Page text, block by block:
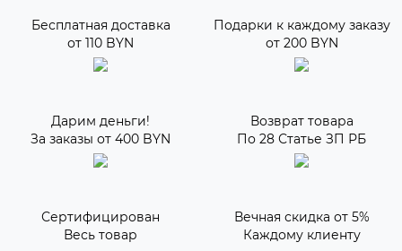
Бесплатная доставка
от 110 BYN
Подарки к каждому заказу
от 200 BYN
Дарим деньги!
За заказы от 400 BYN
Возврат товара
По 28 Статье ЗП РБ
Сертифицирован
Весь товар
Вечная скидка от 5%
Каждому клиенту